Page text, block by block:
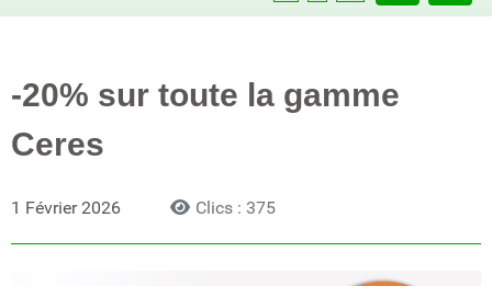
-20% sur toute la gamme
Ceres
1 Février 2026 Clics : 375